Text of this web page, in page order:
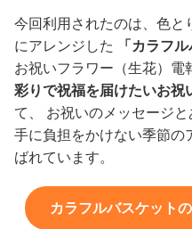
今回利用されたのは、色と
にアレンジした
「カラフ
お祝いフラワー（生花）電
彩りで祝福を届けたいお祝
て、 お祝いのメッセージ
手に負担をかけない季節の
ばれています。
カラフルバスケット